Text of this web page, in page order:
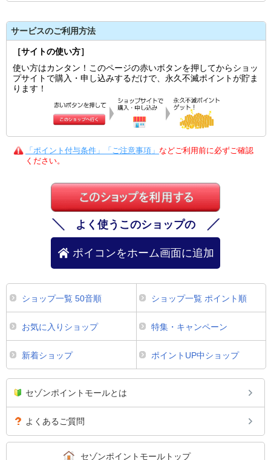
サービスのご利用方法
［サイトの使い方］
使い方はカンタン！このページの赤いボタンを押してからショッ
プサイトで購入・申し込みするだけで、永久不滅ポイントが貯ま
ります！
「ポイント付与条件」「ご注意事項」 などご利用前に必ずご確認
ください。
よく使うこのショップの
ポイコンをホーム画面に追加
ショップ一覧 50音順 ショップ一覧 ポイント順
お気に入りショップ 特集・キャンペーン
新着ショップ ポイントUP中ショップ
セゾンポイントモールとは
よくあるご質問
セゾンポイントモールトップ